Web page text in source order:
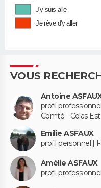
J'y suis allé
Je rêve d'y aller
VOUS
Antoine
profil
Comté - Colas
Emilie ASFAUX
profil personnel |
Amélie ASFAUX
profil